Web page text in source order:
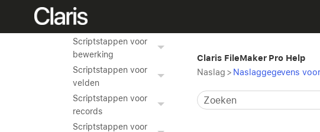
Scriptstappen voor
navigatie
Scriptstappen voor
bewerking
Scriptstappen voor
velden
Scriptstappen voor
records
Scriptstappen voor
Claris FileMaker Pro Help
Naslag > Naslaggegevens